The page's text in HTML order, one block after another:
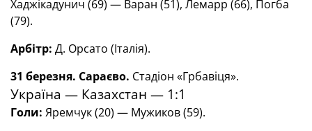
Хаджікадунич (69) — Варан (51), Лемарр (66), Погба
(79).
Арбітр: Д. Орсато (Італія).
31 березня. Сараєво. Стадіон «Грбавіця».
Україна — Казахстан — 1:1
Голи: Яремчук (20) — Мужиков (59).